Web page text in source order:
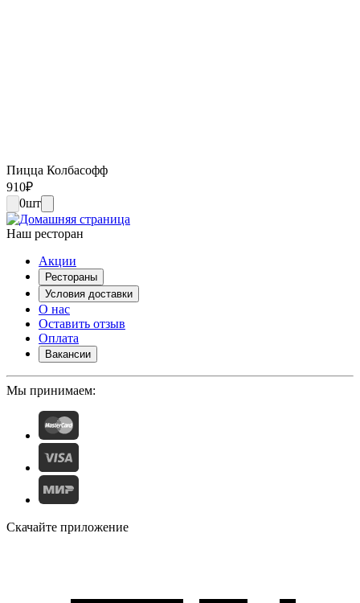
Пицца Колбасофф
910₽
0шт
Наш ресторан
Акции
Рестораны
Условия доставки
О нас
Оставить отзыв
Оплата
Вакансии
Мы принимаем:
Скачайте приложение